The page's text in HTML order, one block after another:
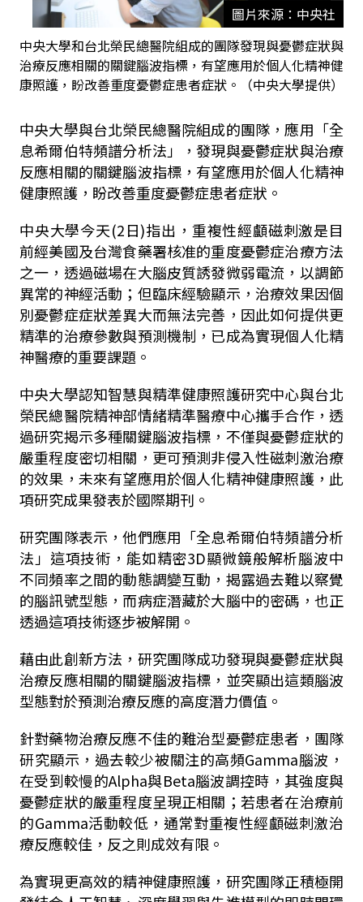
圖片來源：中央社
中央大學和台北榮民總醫院組成的團隊發現與憂鬱症狀與
治療反應相關的關鍵腦波指標，有望應用於個人化精神健
康照護，盼改善重度憂鬱症患者症狀。（中央大學提供）
中央大學與台北榮民總醫院組成的團隊，應用「全
息希爾伯特頻譜分析法」，發現與憂鬱症狀與治療
反應相關的關鍵腦波指標，有望應用於個人化精神
健康照護，盼改善重度憂鬱症患者症狀。
中央大學今天(2日)指出，重複性經顱磁刺激是目
前經美國及台灣食藥署核准的重度憂鬱症治療方法
之一，透過磁場在大腦皮質誘發微弱電流，以調節
異常的神經活動；但臨床經驗顯示，治療效果因個
別憂鬱症症狀差異大而無法完善，因此如何提供更
精準的治療參數與預測機制，已成為實現個人化精
神醫療的重要課題。
中央大學認知智慧與精準健康照護研究中心與台北
榮民總醫院精神部情緒精準醫療中心攜手合作，透
過研究揭示多種關鍵腦波指標，不僅與憂鬱症狀的
嚴重程度密切相關，更可預測非侵入性磁刺激治療
的效果，未來有望應用於個人化精神健康照護，此
項研究成果發表於國際期刊。
研究團隊表示，他們應用「全息希爾伯特頻譜分析
法」這項技術，能如精密3D顯微鏡般解析腦波中
不同頻率之間的動態調變互動，揭露過去難以察覺
的腦訊號型態，而病症潛藏於大腦中的密碼，也正
透過這項技術逐步被解開。
藉由此創新方法，研究團隊成功發現與憂鬱症狀與
治療反應相關的關鍵腦波指標，並突顯出這類腦波
型態對於預測治療反應的高度潛力價值。
針對藥物治療反應不佳的難治型憂鬱症患者，團隊
研究顯示，過去較少被關注的高頻Gamma腦波，
在受到較慢的Alpha與Beta腦波調控時，其強度與
憂鬱症狀的嚴重程度呈現正相關；若患者在治療前
的Gamma活動較低，通常對重複性經顱磁刺激治
療反應較佳，反之則成效有限。
為實現更高效的精神健康照護，研究團隊正積極開